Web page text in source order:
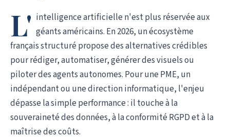
L' intelligence artificielle n'est plus réservée aux
géants américains. En 2026, un écosystème
français structuré propose des alternatives crédibles
pour rédiger, automatiser, générer des visuels ou
piloter des agents autonomes. Pour une PME, un
indépendant ou une direction informatique, l'enjeu
dépasse la simple performance : il touche à la
souveraineté des données, à la conformité RGPD et à la
maîtrise des coûts.